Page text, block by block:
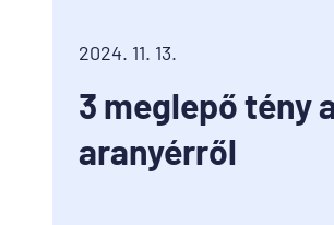
2024. 11. 13.
3 meglepő tény
aranyérről